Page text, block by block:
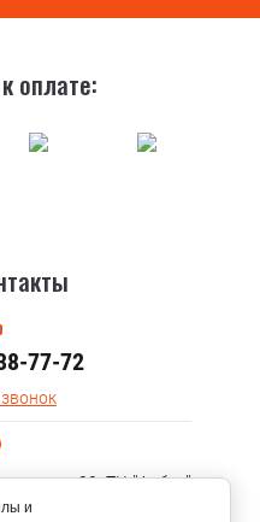
оплате:
77-72
дом 30, ТЦ "Арбуз"
и